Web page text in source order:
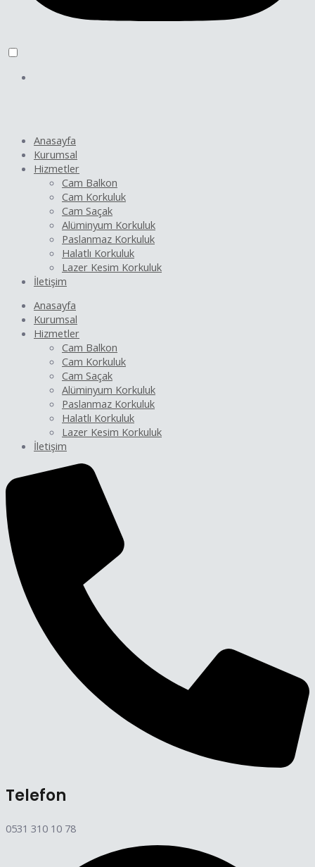
Anasayfa
Kurumsal
Hizmetler
Cam Balkon
Cam Korkuluk
Cam Saçak
Alüminyum Korkuluk
Paslanmaz Korkuluk
Halatlı Korkuluk
Lazer Kesim Korkuluk
İletişim
Anasayfa
Kurumsal
Hizmetler
Cam Balkon
Cam Korkuluk
Cam Saçak
Alüminyum Korkuluk
Paslanmaz Korkuluk
Halatlı Korkuluk
Lazer Kesim Korkuluk
İletişim
Telefon
0531 310 10 78